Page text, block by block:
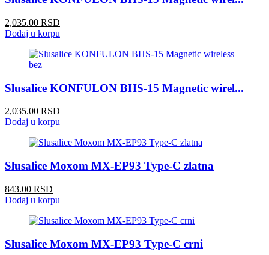
2,035.00 RSD
Dodaj u korpu
Slusalice KONFULON BHS-15 Magnetic wirel...
2,035.00 RSD
Dodaj u korpu
Slusalice Moxom MX-EP93 Type-C zlatna
843.00 RSD
Dodaj u korpu
Slusalice Moxom MX-EP93 Type-C crni